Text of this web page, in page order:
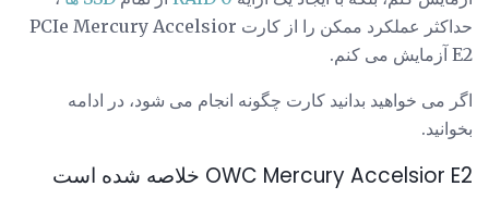
حداکثر عملکرد ممکن را از کارت PCIe Mercury Accelsior
E2 آزمایش می کنم.
اگر می خواهید بدانید کارت چگونه انجام می شود، در ادامه
بخوانید.
OWC Mercury Accelsior E2 خلاصه شده است